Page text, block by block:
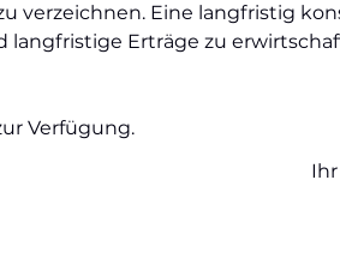
verzeichnen. Eine langfristig
Erträge zu
Verfügung.